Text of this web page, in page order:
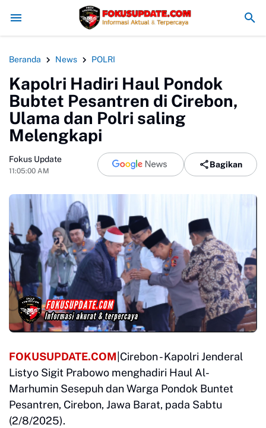
Redam Konflik, Kapolres Bogor Minta PT PMC Tunda
Beranda News POLRI
Kapolri Hadiri Haul Pondok
Bubtet Pesantren di Cirebon,
Ulama dan Polri saling
Melengkapi
Fokus Update
11:05:00 AM
Bagikan
FOKUSUPDATE.COM |Cirebon - Kapolri Jenderal
Listyo Sigit Prabowo menghadiri Haul Al-
Marhumin Sesepuh dan Warga Pondok Buntet
Pesantren, Cirebon, Jawa Barat, pada Sabtu
(2/8/2025).